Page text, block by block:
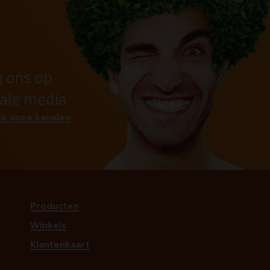
ons op
media
onze kanalen
Producten
Winkels
Klantenkaart